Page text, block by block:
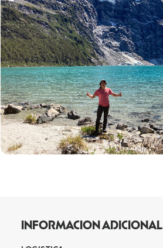
INFORMACION ADICIONAL